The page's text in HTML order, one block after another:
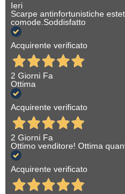
Ieri
Scarpe antinfortunistiche
comode.Soddisfatto
Acquirente verificato
2 Giorni Fa
Ottima
Acquirente verificato
2 Giorni Fa
Ottimo venditore! Ottima
Acquirente verificato